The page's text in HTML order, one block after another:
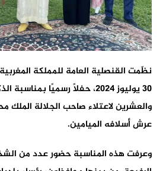
نظّمت القنصلية العامة للمملكة المغربية
30 يوليوز 2024، حفلاً رسميًا
والعشرين لاعتلاء صاحب الجلالة الملك
عرش أسلافه الميامين.
وعرفت هذه المناسبة حضور عدد من